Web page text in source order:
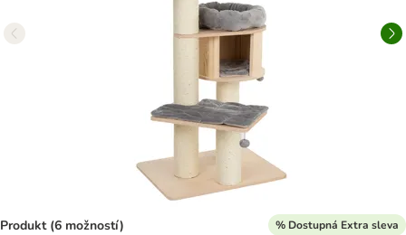
Produkt (6 možností) % Dostupná Extra sleva